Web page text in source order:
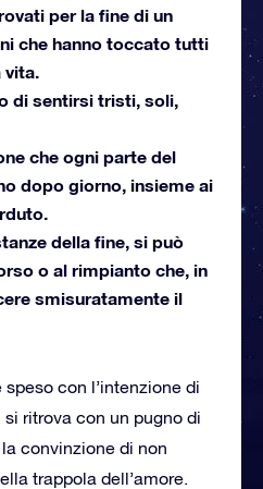
per la fine di un
che hanno toccato tutti
vita.
di sentirsi tristi, soli,
che ogni parte del
dopo giorno, insieme ai
della fine, si può
o al rimpianto che, in
smisuratamente il
con l’intenzione di
si ritrova con un pugno di
convinzione di non
trappola dell’amore.